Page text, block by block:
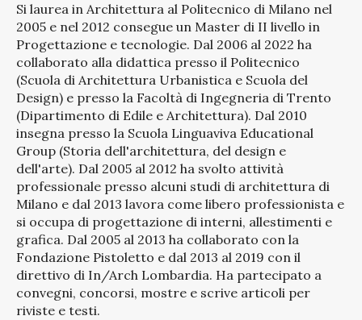
Si laurea in Architettura al Politecnico di Milano nel
2005 e nel 2012 consegue un Master di II livello in
Progettazione e tecnologie. Dal 2006 al 2022 ha
collaborato alla didattica presso il Politecnico
(Scuola di Architettura Urbanistica e Scuola del
Design) e presso la Facoltà di Ingegneria di Trento
(Dipartimento di Edile e Architettura). Dal 2010
insegna presso la Scuola Linguaviva Educational
Group (Storia dell'architettura, del design e
dell'arte). Dal 2005 al 2012 ha svolto attività
professionale presso alcuni studi di architettura di
Milano e dal 2013 lavora come libero professionista e
si occupa di progettazione di interni, allestimenti e
grafica. Dal 2005 al 2013 ha collaborato con la
Fondazione Pistoletto e dal 2013 al 2019 con il
direttivo di In/Arch Lombardia. Ha partecipato a
convegni, concorsi, mostre e scrive articoli per
riviste e testi.